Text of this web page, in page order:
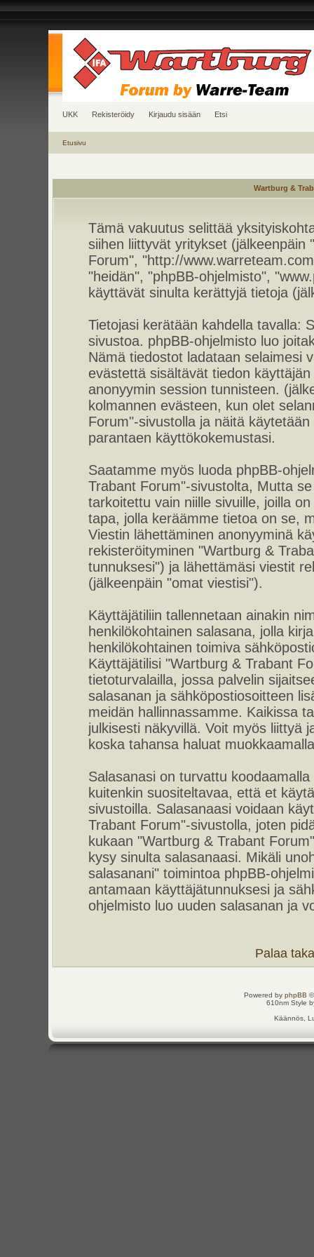
UKK Rekisteröidy Kirjaudu sisään Etsi
Etusivu
Wartburg &
Tämä vakuutus selittää
siihen liittyvät yritykset
Forum", "http://
"heidän", "phpBB-ohjelmisto",
käyttävät sinulta kerättyjä tietoja
Tietojasi kerätään kahdella tavalla:
sivustoa. phpBB-ohjelmisto luo
Nämä tiedostot ladataan selaimesi
evästettä sisältävät tiedon
anonyymin session tunnisteen.
kolmannen evästeen, kun olet
Forum"-sivustolla ja näitä
parantaen käyttökokemustasi.
Saatamme myös luoda phpBB-
Trabant Forum"-sivustolta, Mutta
tarkoitettu vain niille sivuille, joilla
tapa, jolla keräämme tietoa on se,
Viestin lähettäminen anonyyminä
rekisteröityminen "Wartburg &
tunnuksesi") ja lähettämäsi viestit
(jälkeenpäin "omat viestisi").
Käyttäjätiliin tallennetaan ainakin
henkilökohtainen salasana, jolla
henkilökohtainen toimiva
Käyttäjätilisi "Wartburg & Trabant
tietoturvalailla, jossa palvelin
salasanan ja sähköpostiosoitteen
meidän hallinnassamme. Kaikissa
julkisesti näkyvillä. Voit myös liittyä
koska tahansa haluat
Salasanasi on turvattu
kuitenkin suositeltavaa, että et
sivustoilla. Salasanaasi voidaan
Trabant Forum"-sivustolla, joten
kukaan "Wartburg & Trabant
kysy sinulta salasanaasi. Mikäli
salasanani" toimintoa phpBB-
antamaan käyttäjätunnuksesi ja
ohjelmisto luo uuden salasanan ja
Palaa
Powered by phpBB
610nm Style
Käännös,